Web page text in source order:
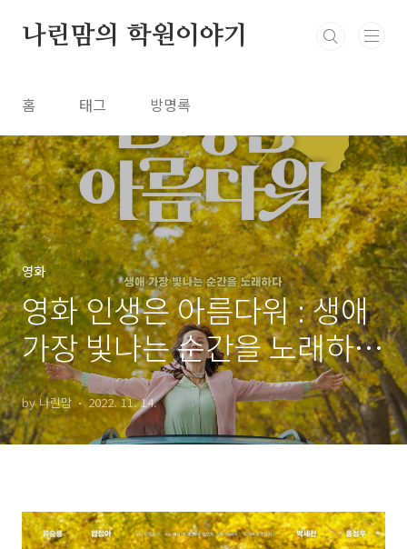
나린맘의 학원이야기
홈 태그 방명록
영화
영화 인생은 아름다워 : 생애
가장 빛나는 순간을 노래하
다.
by 나린맘 2022. 11. 14.